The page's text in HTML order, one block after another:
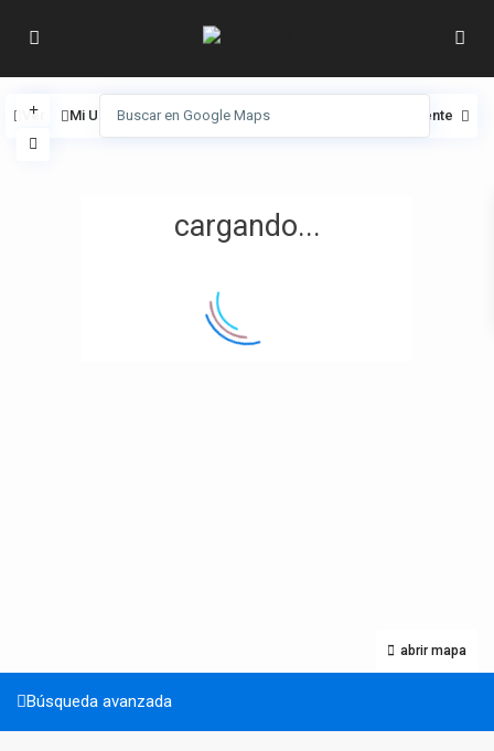
cargando...
abrir mapa
Ver Mi Ubicación Pantalla completa Siguiente
Búsqueda avanzada